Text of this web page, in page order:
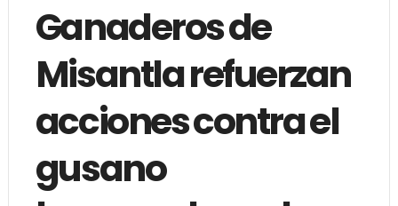
Ganaderos de
Misantla refuerzan
acciones contra el
gusano